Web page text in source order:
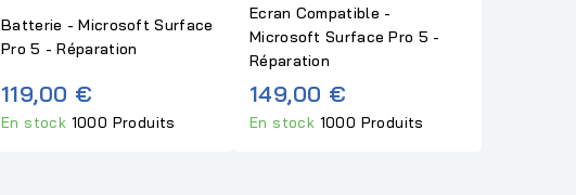
Batterie - Microsoft Surface
Pro 5 - Réparation
119,00 €
En stock 1000 Produits
Ecran Compatible -
Microsoft Surface Pro 5 -
Réparation
149,00 €
En stock 1000 Produits